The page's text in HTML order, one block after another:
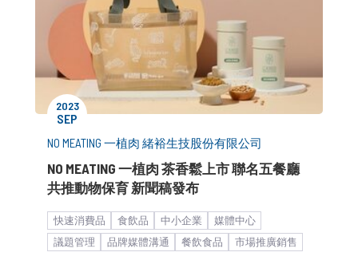
2023
SEP
NO MEATING 一植肉 緒裕生技股份有限公司
NO MEATING 一植肉 茶香鬆上市 聯名五餐廳
共推動物保育 新聞稿發布
快速消費品 食飲品 中小企業
媒體中心
議題管理
品牌媒體溝通 餐飲食品
市場推廣銷售